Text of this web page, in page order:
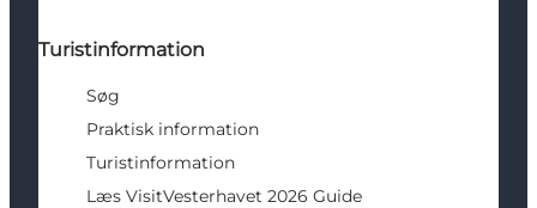
Turistinformation
Søg
Praktisk information
Turistinformation
Læs VisitVesterhavet 2026 Guide